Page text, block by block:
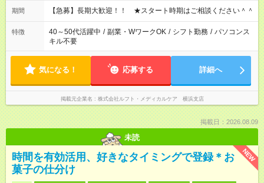
期間 【急募】長期大歓迎！！ ★スタート時期はご相談ください＾＾
特徴 40～50代活躍中 / 副業・WワークOK / シフト勤務 / パソコンス
キル不要
気になる！ 応募する 詳細へ
掲載元企業名 株式会社ルフト・メディカルケア 横浜支店
掲載日：2026.08.09
未読
NEW
時間を有効活用、好きなタイミングで登録＊お
菓子の仕分け